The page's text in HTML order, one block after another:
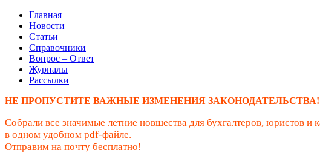
Главная
Новости
Статьи
Справочники
Вопрос – Ответ
Журналы
Рассылки
НЕ ПРОПУСТИТЕ ВАЖНЫЕ ИЗМЕНЕНИЯ ЗАКОНОДАТЕЛЬСТВА!
Собрали все значимые летние новшества для бухгалтеров, юристов и
в одном удобном pdf-файле.
Отправим на почту бесплатно!